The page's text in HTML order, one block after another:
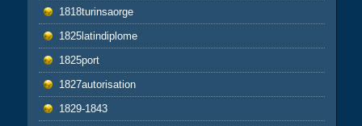
1818turinsaorge
1825latindiplome
1825port
1827autorisation
1829-1843